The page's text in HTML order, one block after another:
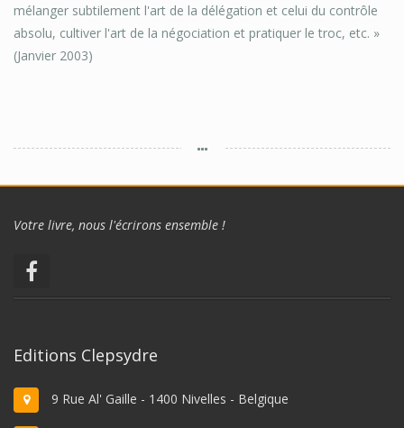
mélanger subtilement l'art de la délégation et celui du contrôle
absolu, cultiver l'art de la négociation et pratiquer le troc, etc. »
(Janvier 2003)
Votre livre, nous l'écrirons ensemble !
Editions Clepsydre
9 Rue Al' Gaille - 1400 Nivelles - Belgique